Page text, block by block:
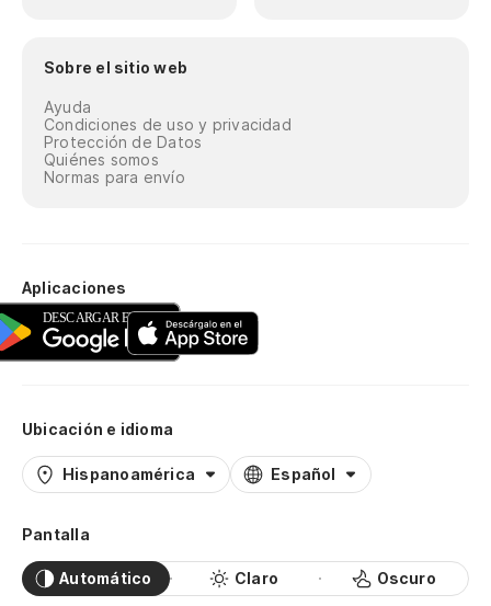
Sobre el sitio web
Ayuda
Condiciones de uso y privacidad
Protección de Datos
Quiénes somos
Normas para envío
Aplicaciones
Ubicación e idioma
Hispanoamérica Español
Pantalla
Automático Claro Oscuro